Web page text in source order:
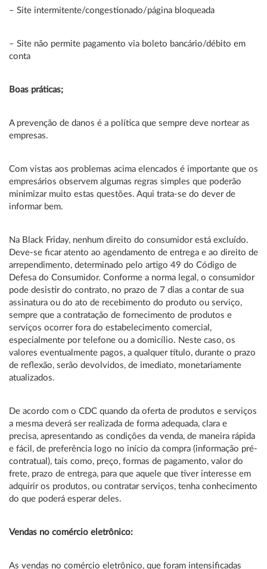
– Site intermitente/congestionado/página bloqueada
– Site não permite pagamento via boleto bancário/débito em
conta
Boas práticas;
A prevenção de danos é a política que sempre deve nortear as
empresas.
Com vistas aos problemas acima elencados é importante que os
empresários observem algumas regras simples que poderão
minimizar muito estas questões. Aqui trata-se do dever de
informar bem.
Na Black Friday, nenhum direito do consumidor está excluído.
Deve-se ficar atento ao agendamento de entrega e ao direito de
arrependimento, determinado pelo artigo 49 do Código de
Defesa do Consumidor. Conforme a norma legal, o consumidor
pode desistir do contrato, no prazo de 7 dias a contar de sua
assinatura ou do ato de recebimento do produto ou serviço,
sempre que a contratação de fornecimento de produtos e
serviços ocorrer fora do estabelecimento comercial,
especialmente por telefone ou a domicílio. Neste caso, os
valores eventualmente pagos, a qualquer título, durante o prazo
de reflexão, serão devolvidos, de imediato, monetariamente
atualizados.
De acordo com o CDC quando da oferta de produtos e serviços
a mesma deverá ser realizada de forma adequada, clara e
precisa, apresentando as condições da venda, de maneira rápida
e fácil, de preferência logo no início da compra (informação pré-
contratual), tais como, preço, formas de pagamento, valor do
frete, prazo de entrega, para que aquele que tiver interesse em
adquirir os produtos, ou contratar serviços, tenha conhecimento
do que poderá esperar deles.
Vendas no comércio eletrônico:
As vendas no comércio eletrônico, que foram intensificadas